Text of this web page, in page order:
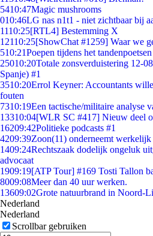
5410:47Magic mushrooms
010:46LG nas n1t1 - niet zichtbaar bij
1110:25[RTL4] Bestemming X
12110:25[ShowChat #1259] Waar we
510:21Poepen tijdens het tandenpoetsen
25010:20Totale zonsverduistering 12-
Spanje) #1
3510:20Errol Keyner: Accountants
fouten
7310:19Een tactische/militaire analyse
13310:04[WLR SC #417] Nieuw deel
16209:42Politieke podcasts #1
4209:39Zoon(11) onderneemt
1409:24Rechtszaak dodelijk ongeluk
advocaat
1909:19[ATP Tour] #169 Tosti Tallon
8009:08Meer dan 40 uur werken.
13609:02Grote natuurbrand in Noord-
Nederland
Nederland
Scrollbar gebruiken